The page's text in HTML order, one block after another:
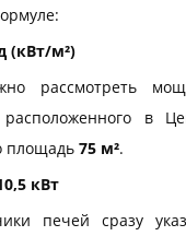
(кВт/м²)
рассмотреть
в
площадь 75 м².
кВт
печей сразу